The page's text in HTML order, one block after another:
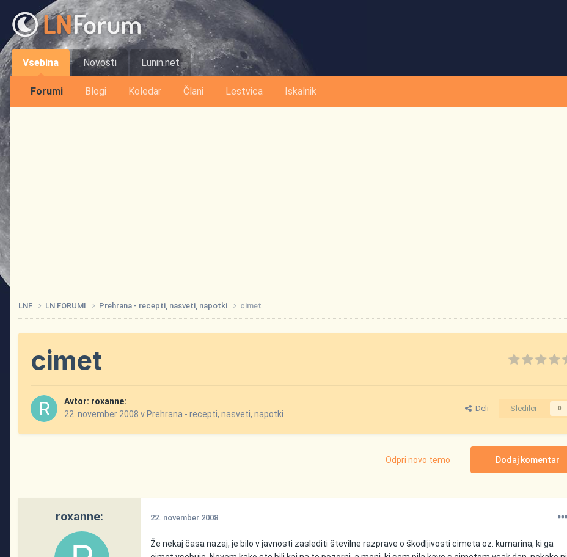
Vsebina
Forumi Blogi Koledar Člani Lestvica Iskalnik
Novosti Lunin.net
LNF LN FORUMI Prehrana - recepti, nasveti, napotki cimet
cimet
Avtor: roxanne:
22. november 2008 v Prehrana - recepti, nasveti, napotki
Deli Sledilci 0
Dodaj komentar
Odpri novo temo
roxanne: 22. november 2008
Že nekaj časa nazaj, je bilo v javnosti zaslediti številne razprave o škodljivosti cimeta oz. kumarina, ki ga